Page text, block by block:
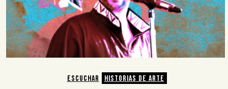
ESCUCHAR HISTORIAS DE ARTE